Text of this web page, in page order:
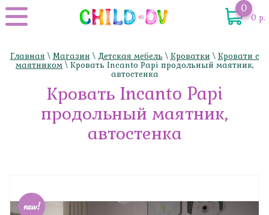
0
0 р.
Главная \ Магазин \ Детская мебель \ Кроватки \ Кровати с
маятником \ Кровать Incanto Papi продольный маятник,
автостенка
Кровать Incanto Papi
продольный маятник,
автостенка
new!